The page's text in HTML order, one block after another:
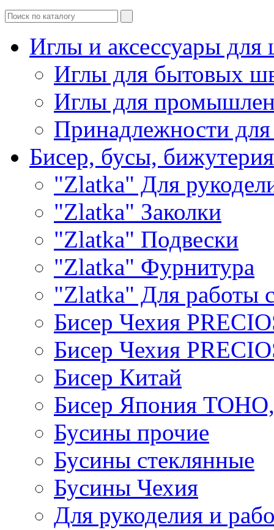
Иглы и аксессуары
Иглы для бытовых
Иглы для
Принадлежности
Бисер, бусы, бижутерия
"Zlatka" Для
"Zlatka" Заколки
"Zlatka" Подвески
"Zlatka" Фурнитура
"Zlatka" Для работы
Бисер Чехия
Бисер Чехия
Бисер Китай
Бисер Япония
Бусины прочие
Бусины стеклянные
Бусины Чехия
Для рукоделия и